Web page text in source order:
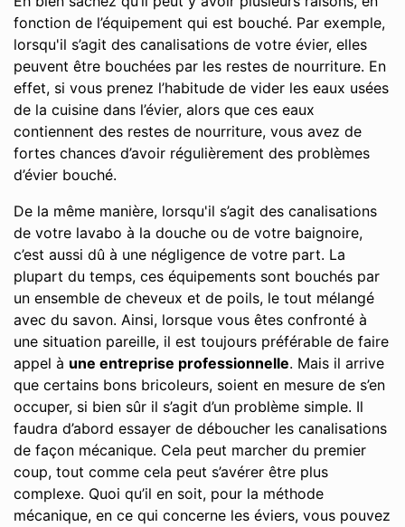
fonction de l’équipement qui est bouché. Par exemple,
lorsqu'il s’agit des canalisations de votre évier, elles
peuvent être bouchées par les restes de nourriture. En
effet, si vous prenez l’habitude de vider les eaux usées
de la cuisine dans l’évier, alors que ces eaux
contiennent des restes de nourriture, vous avez de
fortes chances d’avoir régulièrement des problèmes
d’évier bouché.
De la même manière, lorsqu'il s’agit des canalisations
de votre lavabo à la douche ou de votre baignoire,
c’est aussi dû à une négligence de votre part. La
plupart du temps, ces équipements sont bouchés par
un ensemble de cheveux et de poils, le tout mélangé
avec du savon. Ainsi, lorsque vous êtes confronté à
une situation pareille, il est toujours préférable de faire
appel à une entreprise professionnelle. Mais il arrive
que certains bons bricoleurs, soient en mesure de s’en
occuper, si bien sûr il s’agit d’un problème simple. Il
faudra d’abord essayer de déboucher les canalisations
de façon mécanique. Cela peut marcher du premier
coup, tout comme cela peut s’avérer être plus
complexe. Quoi qu’il en soit, pour la méthode
mécanique, en ce qui concerne les éviers, vous pouvez